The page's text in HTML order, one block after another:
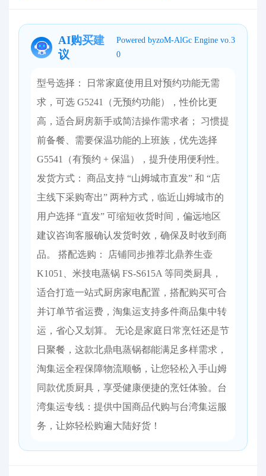
AI购买建
议
Powered byzoM-AlGc Engine vo.3
0
型号选择： 日常家庭使用且对预约功能无需
求，可选 G5241（无预约功能），性价比更
高，适合厨房新手或简洁操作需求者； 习惯提
前备餐、需要保温功能的上班族，优先选择
G5541（有预约 + 保温），提升使用便利性。
发货方式： 商品支持 “山姆城市直发” 和 “店
主线下采购寄出” 两种方式，临近山姆城市的
用户选择 “直发” 可缩短收货时间，偏远地区
建议咨询客服确认发货时效，确保及时收到商
品。 搭配选购： 店铺同步推荐北鼎养生壶
K1051、米技电蒸锅 FS-S615A 等同类厨具，
适合打造一站式厨房家电配置，搭配购买可合
并订单节省运费，淘集运支持多件商品集中转
运，省心又划算。 无论是家庭日常烹饪还是节
日聚餐，这款北鼎电蒸锅都能满足多样需求，
淘集运全程保障物流顺畅，让您轻松入手山姆
同款优质厨具，享受健康便捷的烹饪体验。台
湾集运专线：提供中国商品代购与台湾集运服
务，让妳轻松购遍大陆好货！